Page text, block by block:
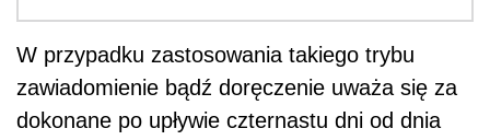
W przypadku zastosowania takiego trybu
zawiadomienie bądź doręczenie uważa się za
dokonane po upływie czternastu dni od dnia